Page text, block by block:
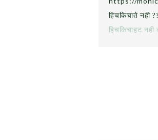
हिचकिचाते नही
हिचकिचाहट